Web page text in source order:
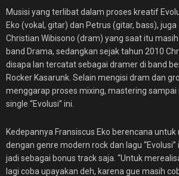
Musisi yang terlibat dalam proses kreatif
Eko (vokal, gitar) dan Petrus (gitar, bass),
Christian Wibisono (dram) yang saat itu
band Drama, sedangkan sejak tahun 2010
disapa Ian tercatat sebagai dramer di band
Rocker Kasarunk. Selain mengisi dram dan
menggarap proses mixing, mastering
single “Evolusi” ini.
Kedepannya Fransiscus Eko berencana untuk
dengan genre modern rock dan lagu
jadi sebagai bonus track saja. “Untuk
lagi coba upayakan deh, karena gue masih